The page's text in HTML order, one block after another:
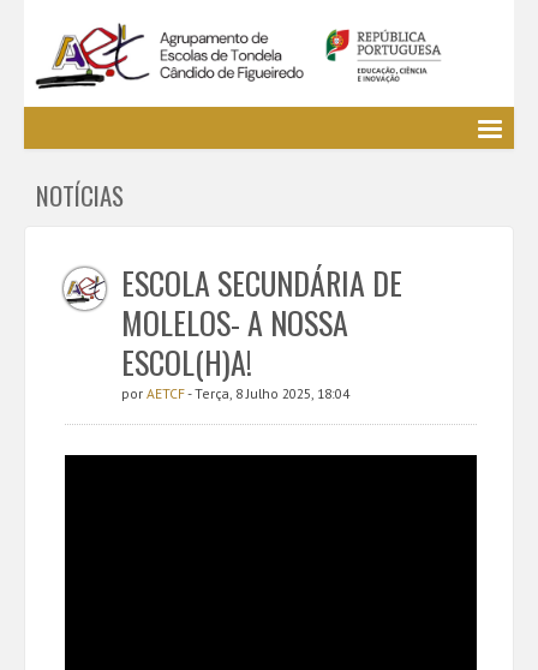
EE / Alunos
Cursos Profissionais
Bibliotecas
Media AETCF
Legislação
NOTÍCIAS
ESCOLA SECUNDÁRIA DE
MOLELOS- A NOSSA
ESCOL(H)A!
por AETCF- Terça, 8 Julho 2025, 18:04